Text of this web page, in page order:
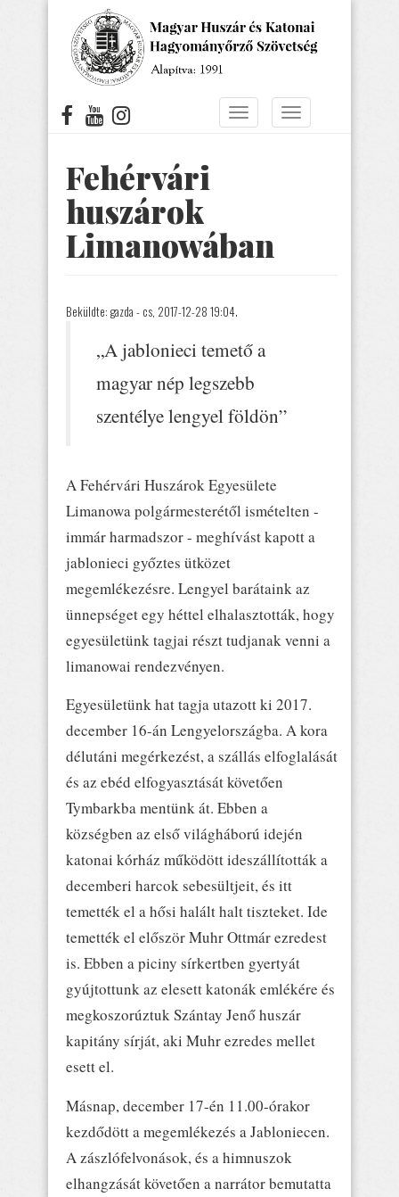
Navigáció
Navigáció
Fehérvári
huszárok
Limanowában
Beküldte: gazda - cs, 2017-12-28 19:04.
„A jablonieci temető a
magyar nép legszebb
szentélye lengyel földön”
A Fehérvári Huszárok Egyesülete
Limanowa polgármesterétől ismételten -
immár harmadszor - meghívást kapott a
jablonieci győztes ütközet
megemlékezésre. Lengyel barátaink az
ünnepséget egy héttel elhalasztották, hogy
egyesületünk tagjai részt tudjanak venni a
limanowai rendezvényen.
Egyesületünk hat tagja utazott ki 2017.
december 16-án Lengyelországba. A kora
délutáni megérkezést, a szállás elfoglalását
és az ebéd elfogyasztását követően
Tymbarkba mentünk át. Ebben a
községben az első világháború idején
katonai kórház működött ideszállították a
decemberi harcok sebesültjeit, és itt
temették el a hősi halált halt tiszteket. Ide
temették el először Muhr Ottmár ezredest
is. Ebben a piciny sírkertben gyertyát
gyújtottunk az elesett katonák emlékére és
megkoszorúztuk Szántay Jenő huszár
kapitány sírját, aki Muhr ezredes mellet
esett el.
Másnap, december 17-én 11.00-órakor
kezdődött a megemlékezés a Jabloniecen.
A zászlófelvonások, és a himnuszok
elhangzását követően a narrátor bemutatta